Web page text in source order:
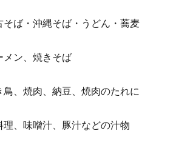
そば・沖縄そば・うどん・蕎麦
メン、焼きそば
鳥、焼肉、納豆、焼肉のたれに
理、味噌汁、豚汁などの汁物